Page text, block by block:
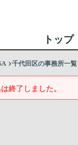
トップ
千代田区の事務所一覧
終了しました。